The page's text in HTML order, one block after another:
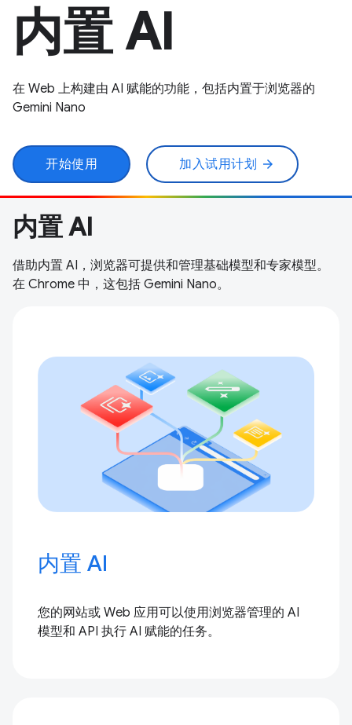
内置 AI
在 Web 上构建由 AI 赋能的功能，包括内置于浏览器的
Gemini Nano
开始使用 加入试用计划 arrow_forward
内置 AI
借助内置 AI，浏览器可提供和管理基础模型和专家模型。
在 Chrome 中，这包括 Gemini Nano。
内置 AI
您的网站或 Web 应用可以使用浏览器管理的 AI
模型和 API 执行 AI 赋能的任务。